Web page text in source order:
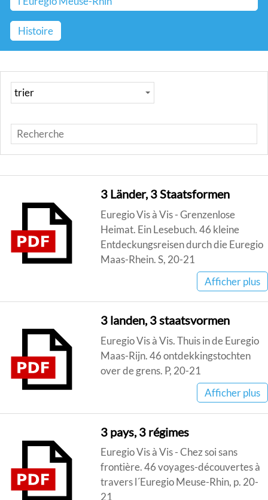
Histoire
3 Länder, 3 Staatsformen
Euregio Vis à Vis - Grenzenlose
Heimat. Ein Lesebuch. 46 kleine
Entdeckungsreisen durch die Euregio
Maas-Rhein. S, 20-21
Afficher plus
3 landen, 3 staatsvormen
Euregio Vis à Vis. Thuis in de Euregio
Maas-Rijn. 46 ontdekkingstochten
over de grens. P, 20-21
Afficher plus
3 pays, 3 régimes
Euregio Vis à Vis - Chez soi sans
frontière. 46 voyages-découvertes à
travers l´Euregio Meuse-Rhin, p. 20-
21